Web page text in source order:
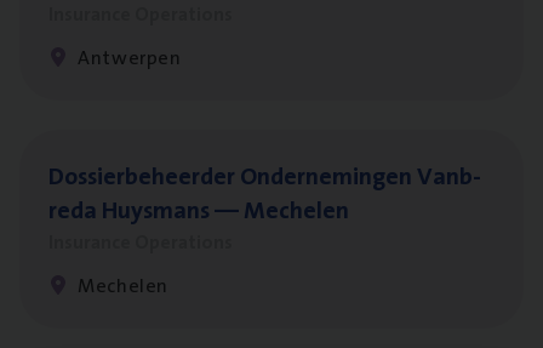
Antwerpen
Dos­sier­be­heer­der Onder­ne­min­gen Van­b­
re­da Huys­mans — Mechelen
Mechelen